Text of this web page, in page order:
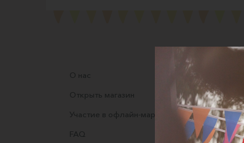
О нас
Открыть магазин
Участие в офлайн-маркете
FAQ